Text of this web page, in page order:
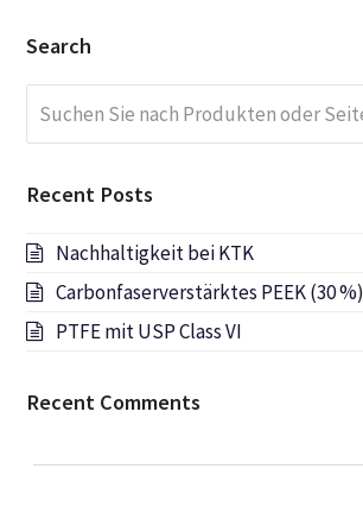
Search
Sie
nach
oder
Recent Posts
Nachhaltigkeit bei KTK
Carbonfaserverstärktes PEEK (30 %)
PTFE mit USP Class VI
Recent Comments